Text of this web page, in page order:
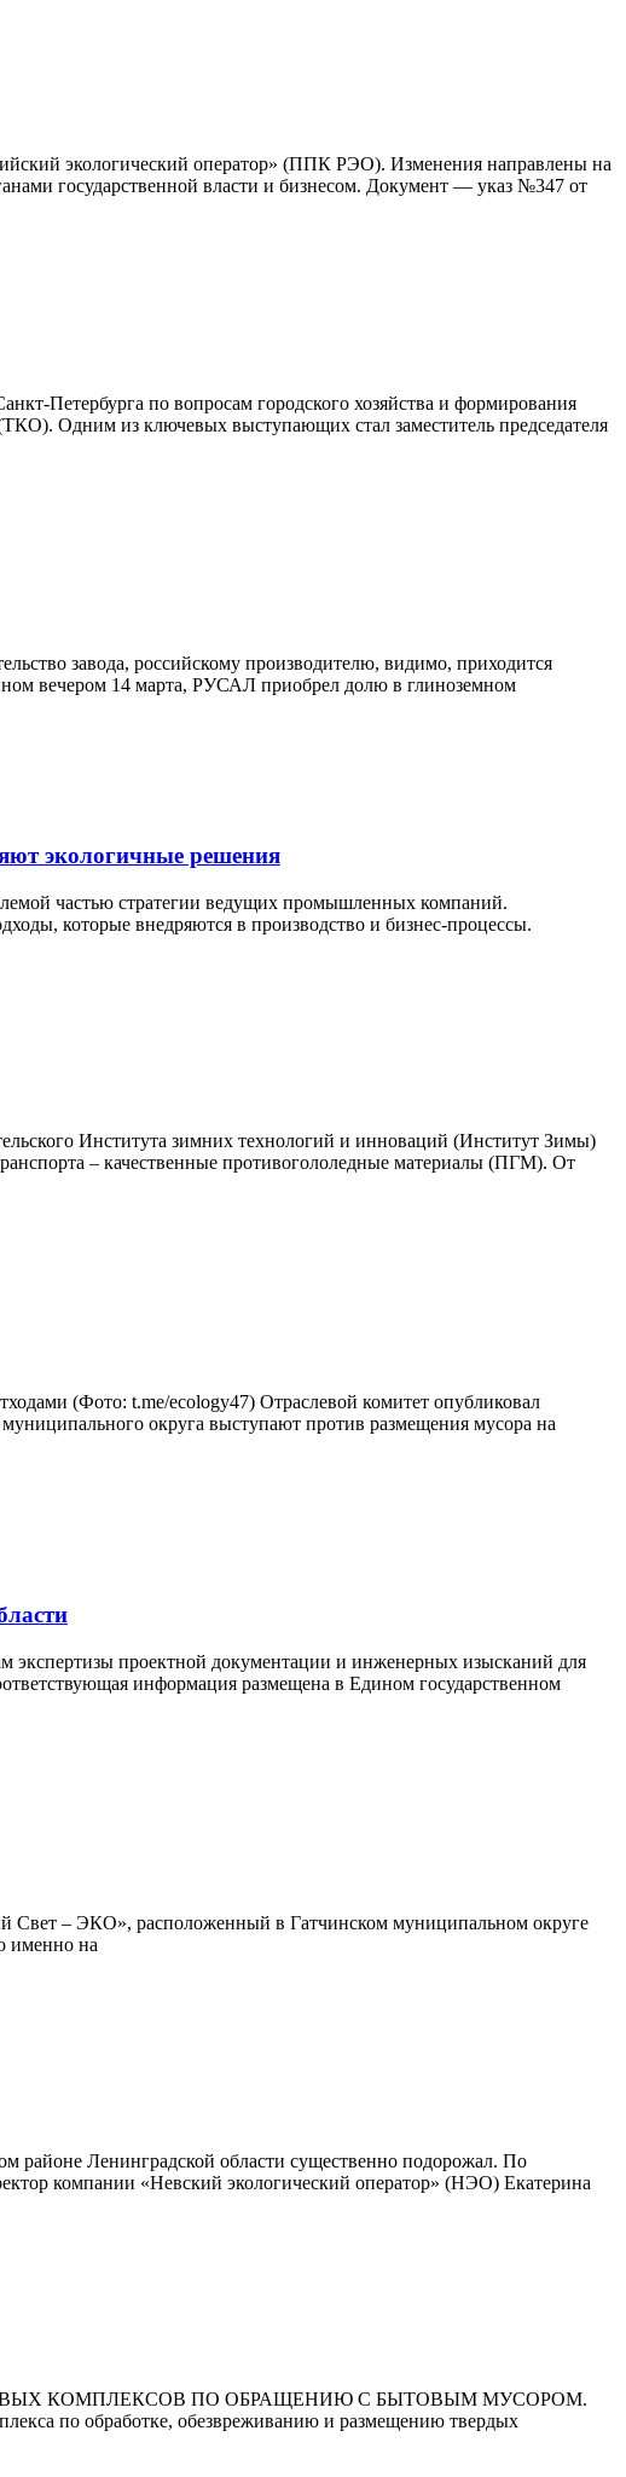
экологический оператор» (ППК РЭО). Изменения направлены на
государственной власти и бизнесом. Документ — указ №347 от
Петербурга по вопросам городского хозяйства и формирования
Одним из ключевых выступающих стал заместитель председателя
завода, российскому производителю, видимо, приходится
вечером 14 марта, РУСАЛ приобрел долю в глиноземном
экологичные решения
частью стратегии ведущих промышленных компаний.
которые внедряются в производство и бизнес-процессы.
Института зимних технологий и инноваций (Институт Зимы)
– качественные противогололедные материалы (ПГМ). От
(Фото: t.me/ecology47) Отраслевой комитет опубликовал
округа выступают против размещения мусора на
экспертизы проектной документации и инженерных изысканий для
информация размещена в Едином государственном
Свет – ЭКО», расположенный в Гатчинском муниципальном округе
именно на
районе Ленинградской области существенно подорожал. По
компании «Невский экологический оператор» (НЭО) Екатерина
КОМПЛЕКСОВ ПО ОБРАЩЕНИЮ С БЫТОВЫМ МУСОРОМ.
по обработке, обезвреживанию и размещению твердых